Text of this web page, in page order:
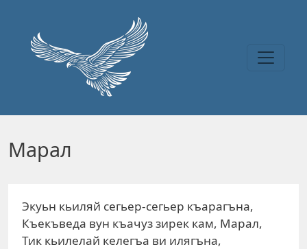
Марал
Экуьн кьиляй сегьер-сегьер къарагъна,
Къекъведа вун къачуз зирек кам, Марал,
Тик кьилелай келегъа ви илягъна,